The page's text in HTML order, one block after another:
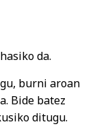
da.
burni aroan
Bide batez
ditugu.